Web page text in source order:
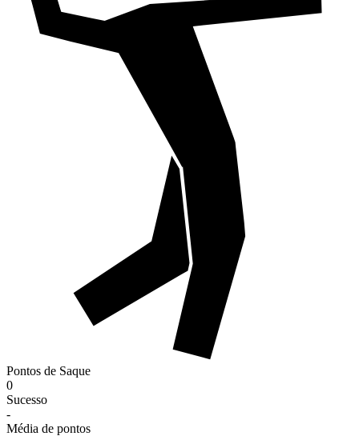
Pontos de Saque
0
Sucesso
-
Média de pontos